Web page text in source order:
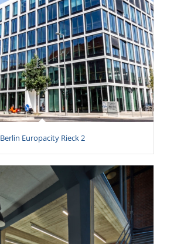
Berlin Europacity Rieck 2